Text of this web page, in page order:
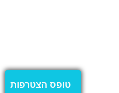
טופס הצטרפות